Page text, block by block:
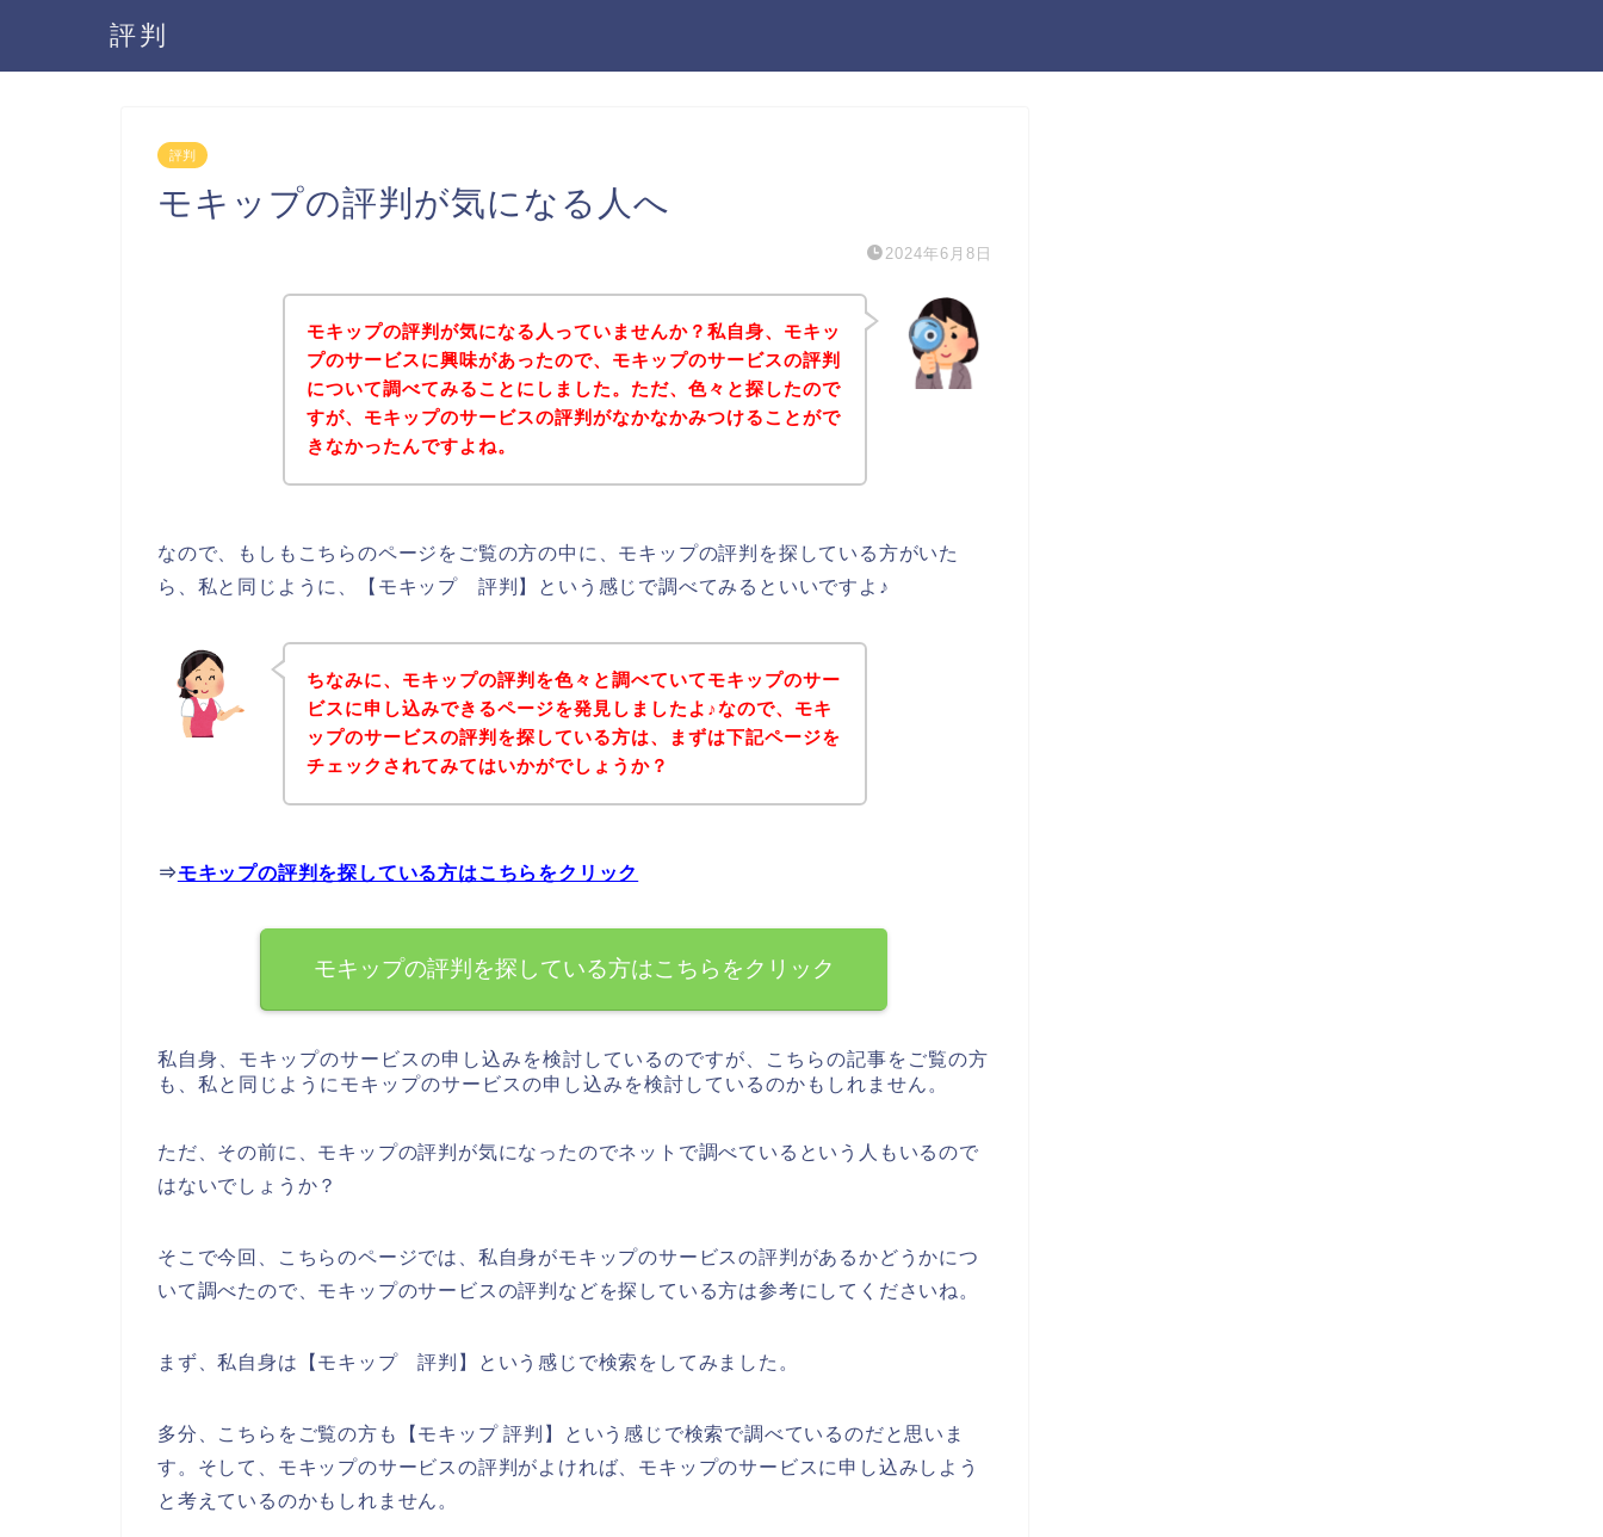
評判
評判
モキップの評判が気になる人へ
2024年6月8日
モキップの評判が気になる人っていませんか？私自身、モキッ
プのサービスに興味があったので、モキップのサービスの評判
について調べてみることにしました。ただ、色々と探したので
すが、モキップのサービスの評判がなかなかみつけることがで
きなかったんですよね。
なので、もしもこちらのページをご覧の方の中に、モキップの評判を探している方がいた
ら、私と同じように、【モキップ 評判】という感じで調べてみるといいですよ♪
ちなみに、モキップの評判を色々と調べていてモキップのサー
ビスに申し込みできるページを発見しましたよ♪なので、モキ
ップのサービスの評判を探している方は、まずは下記ページを
チェックされてみてはいかがでしょうか？
⇒モキップの評判を探している方はこちらをクリック
モキップの評判を探している方はこちらをクリック
私自身、モキップのサービスの申し込みを検討しているのですが、こちらの記事をご覧の方
も、私と同じようにモキップのサービスの申し込みを検討しているのかもしれません。
ただ、その前に、モキップの評判が気になったのでネットで調べているという人もいるので
はないでしょうか？
そこで今回、こちらのページでは、私自身がモキップのサービスの評判があるかどうかにつ
いて調べたので、モキップのサービスの評判などを探している方は参考にしてくださいね。
まず、私自身は【モキップ 評判】という感じで検索をしてみました。
多分、こちらをご覧の方も【モキップ 評判】という感じで検索で調べているのだと思いま
す。そして、モキップのサービスの評判がよければ、モキップのサービスに申し込みしよう
と考えているのかもしれません。